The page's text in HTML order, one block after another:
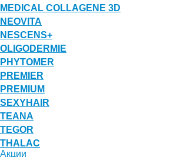
MEDICAL COLLAGENE 3D
NEOVITA
NESCENS+
OLIGODERMIE
PHYTOMER
PREMIER
PREMIUM
SEXYHAIR
TEANA
TEGOR
THALAC
Акции